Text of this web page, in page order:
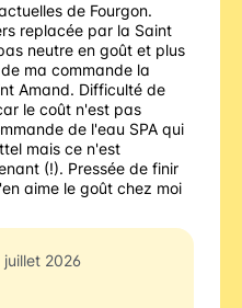
de Fourgon.
replacée par la Saint
neutre en goût et plus
ma commande la
Amand. Difficulté de
le coût n'est pas
de l'eau SPA qui
mais ce n'est
(!). Pressée de finir
aime le goût chez moi
juillet 2026